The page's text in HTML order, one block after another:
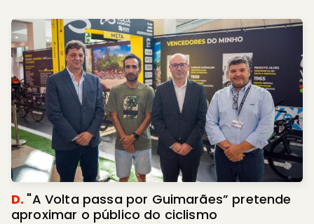
D. "A Volta passa por Guimarães” pretende
aproximar o público do ciclismo